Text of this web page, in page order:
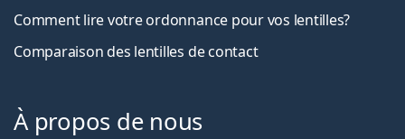
Comment lire votre ordonnance pour vos lentilles?
Comparaison des lentilles de contact
À propos de nous